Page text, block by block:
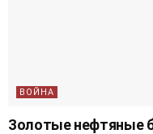
ВОЙНА
Золотые нефтяные